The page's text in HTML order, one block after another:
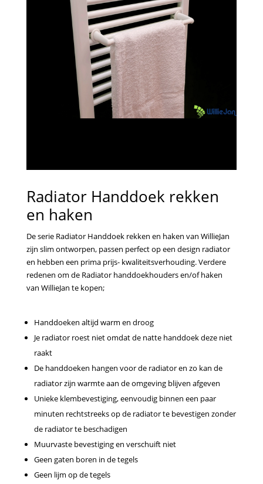
Radiator Handdoek rekken
en haken
De serie Radiator Handdoek rekken en haken van WillieJan
zijn slim ontworpen, passen perfect op een design radiator
en hebben een prima prijs- kwaliteitsverhouding. Verdere
redenen om de Radiator handdoekhouders en/of haken
van WillieJan te kopen;
Handdoeken altijd warm en droog
Je radiator roest niet omdat de natte handdoek deze niet
raakt
De handdoeken hangen voor de radiator en zo kan de
radiator zijn warmte aan de omgeving blijven afgeven
Unieke klembevestiging, eenvoudig binnen een paar
minuten rechtstreeks op de radiator te bevestigen zonder
de radiator te beschadigen
Muurvaste bevestiging en verschuift niet
Geen gaten boren in de tegels
Geen lijm op de tegels